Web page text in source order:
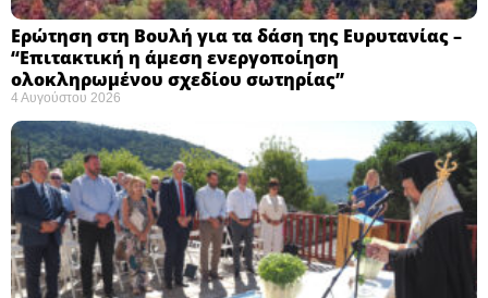
Ερώτηση στη Βουλή για τα δάση της Ευρυτανίας –
“Eπιτακτική η άμεση ενεργοποίηση
ολοκληρωμένου σχεδίου σωτηρίας”
4 Αυγούστου 2026